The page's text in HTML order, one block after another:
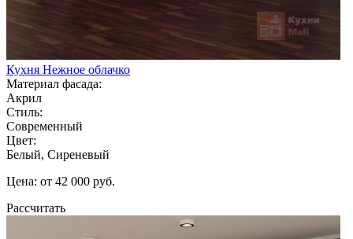
Кухня Нежное облачко
Материал фасада:
Акрил
Стиль:
Современный
Цвет:
Белый, Сиреневый
Цена: от 42 000 руб.
Рассчитать